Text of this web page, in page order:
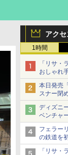
アク
1時間
「リサ・
おしゃれ
ザイン
本日発売
スナー閉
とまる
ディズニ
ベンチャ
ションマ
フェラー
の鉄道を
特急」を
「リサ・